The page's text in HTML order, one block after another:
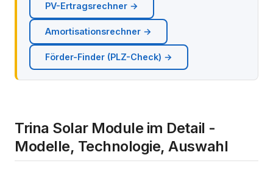
PV-Ertragsrechner →
Amortisationsrechner →
Förder-Finder (PLZ-Check) →
Trina Solar Module im Detail -
Modelle, Technologie, Auswahl